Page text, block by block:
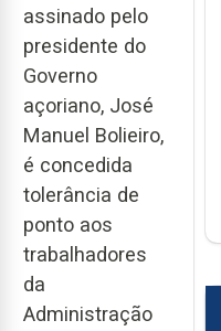
assinado pelo
presidente do
Governo
açoriano, José
Manuel Bolieiro,
é concedida
tolerância de
ponto aos
trabalhadores
da
Administração